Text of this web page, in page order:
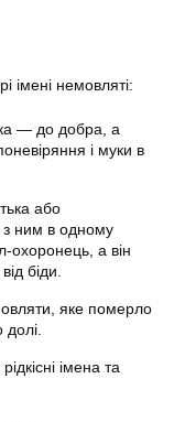
імені немовляті:
— до добра, а
і муки в
або
з ним в одному
охоронець, а він
біди.
яке померло
долі.
імена та